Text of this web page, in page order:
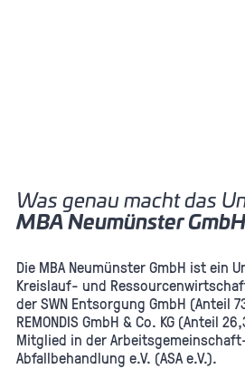
Was genau macht das
MBA Neumünster
Die MBA Neumünster GmbH ist ein
Kreislauf- und
der SWN Entsorgung GmbH (Anteil
REMONDIS GmbH & Co. KG (Anteil
Mitglied in der
Abfallbehandlung e.V. (ASA e.V.).